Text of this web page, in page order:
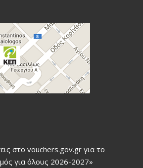
στο vouchers.gov.gr για το
για όλους 2026-2027»